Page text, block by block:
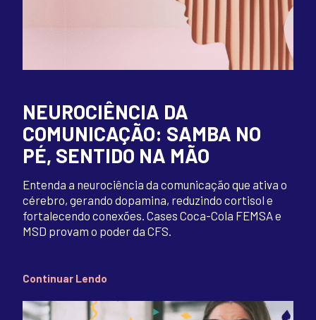
NEUROCIÊNCIA DA
COMUNICAÇÃO: SAMBA NO
PÉ, SENTIDO NA MÃO
Entenda a neurociência da comunicação que ativa o
cérebro, gerando dopamina, reduzindo cortisol e
fortalecendo conexões. Cases Coca-Cola FEMSA e
MSD provam o poder da CFS.
Continuar Lendo